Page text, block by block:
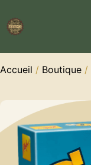
Accueil / Boutique /